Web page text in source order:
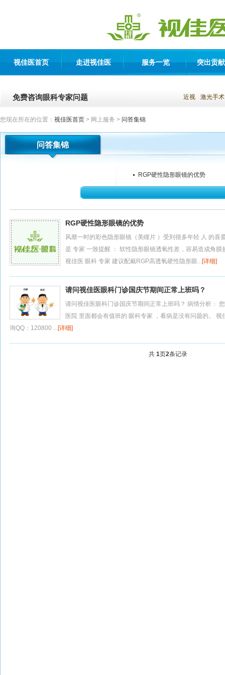
视佳医首页 走进视佳医 服务一览 突出贡
免费咨询眼科专家问题 近视 激光手术
您现在所在的位置： 视佳医首页 > 网上服务 > 问答集锦
问答集锦
RGP硬性隐形眼镜的优势
RGP硬性隐形眼镜的优势
风靡一时的彩色隐形眼镜（美瞳片 ）受到很多年轻 人 的喜
是 专家 一致提醒 ： 软性隐形眼镜透氧性差，容易造成角
视佳医 眼科 专家 建议配戴RGP高透氧硬性隐形眼...[详细]
请问视佳医眼科门诊国庆节期间正常上班吗？
请问视佳医眼科门诊国庆节期间正常上班吗？ 病情分析：
医院 里面都会有值班的 眼科专家 ，看病是没有问题的。
询QQ：120800 ...[详细]
共 1页2条记录